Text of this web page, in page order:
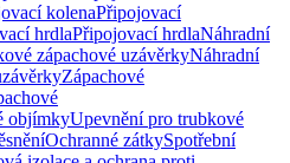
kolenaPřipojovací
hrdlaPřipojovací hrdlaNáhradní
zápachové uzávěrkyNáhradní
Zápachové
objímkyUpevnění pro trubkové
Ochranné zátkySpotřební